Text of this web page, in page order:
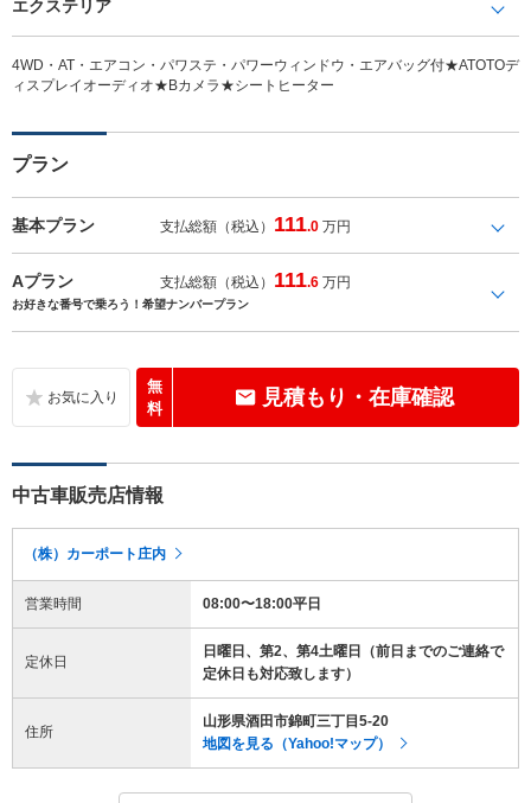
エクステリア
4WD・AT・エアコン・パワステ・パワーウィンドウ・エアバッグ付★ATOTOデ
ィスプレイオーディオ★Bカメラ★シートヒーター
プラン
基本プラン 支払総額（税込） 111.0 万円
Aプラン 支払総額（税込） 111.6 万円
お好きな番号で乗ろう！希望ナンバープラン
無
料
見積もり・在庫確認
中古車販売店情報
（株）カーポート庄内
営業時間 08:00〜18:00平日
定休日
日曜日、第2、第4土曜日（前日までのご連絡で
定休日も対応致します）
住所
山形県酒田市錦町三丁目5-20
地図を見る（Yahoo!マップ）